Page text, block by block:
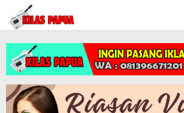
Lewati
konten